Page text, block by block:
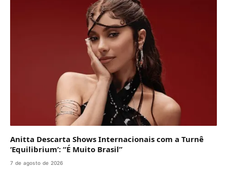
Anitta Descarta Shows Internacionais com a Turnê
‘Equilibrium’: “É Muito Brasil”
7 de agosto de 2026